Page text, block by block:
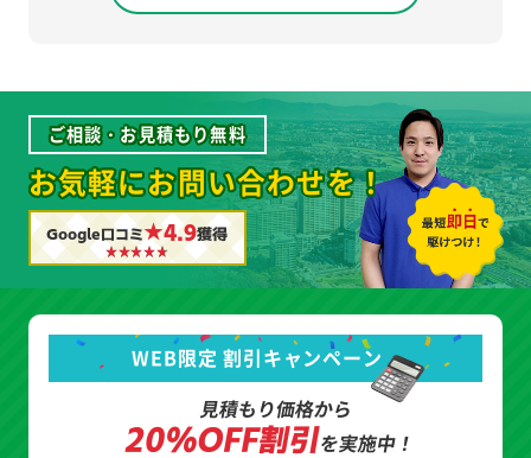
ご相談・お見積もり無料
お気軽にお問い合わせを！
Google口コミ★4.9獲得
WEB限定 割引キャンペーン
見積もり価格から
20%OFF割引を実施中！